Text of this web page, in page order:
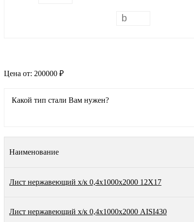
Цена от: 200000 ₽
Какой тип стали Вам нужен?
Наименование
Лист нержавеющий х/к 0,4х1000х2000 12Х17
Лист нержавеющий х/к 0,4х1000х2000 AISI430